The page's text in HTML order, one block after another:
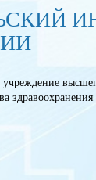
учреждение